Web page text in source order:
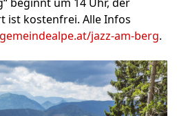
ist kostenfrei. Alle Infos
jazz-am-berg.